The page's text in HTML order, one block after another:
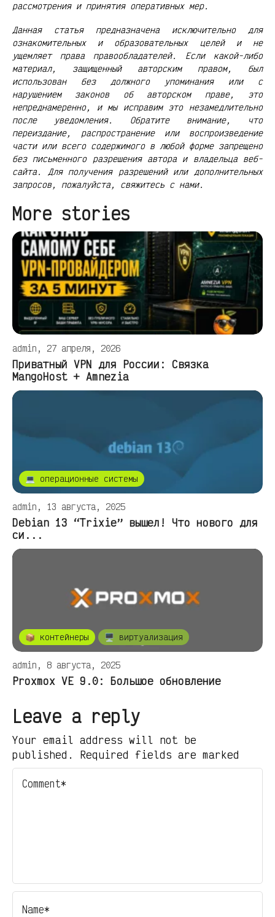
рассмотрения и принятия оперативных мер.
Данная статья предназначена исключительно для
ознакомительных и образовательных целей и не
ущемляет права правообладателей. Если какой-либо
материал, защищенный авторским правом, был
использован без должного упоминания или с
нарушением законов об авторском праве, это
непреднамеренно, и мы исправим это незамедлительно
после уведомления. Обратите внимание, что
переиздание, распространение или воспроизведение
части или всего содержимого в любой форме запрещено
без письменного разрешения автора и владельца веб-
сайта. Для получения разрешений или дополнительных
запросов, пожалуйста, свяжитесь с нами.
More stories
admin, 27 апреля, 2026
Приватный VPN для России: Связка
MangoHost + Amnezia
💻 операционные системы
admin, 13 августа, 2025
Debian 13 “Trixie” вышел! Что нового для
си...
📦 контейнеры 🖥️ виртуализация
admin, 8 августа, 2025
Proxmox VE 9.0: Большое обновление
Leave a reply
Your email address will not be
published. Required fields are marked